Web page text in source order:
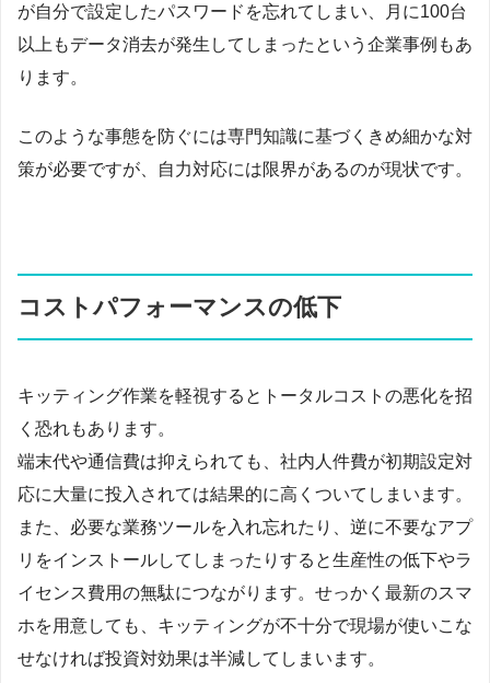
が自分で設定したパスワードを忘れてしまい、月に100台
以上もデータ消去が発生してしまったという企業事例もあ
ります。
このような事態を防ぐには専門知識に基づくきめ細かな対
策が必要ですが、自力対応には限界があるのが現状です。
コストパフォーマンスの低下
キッティング作業を軽視するとトータルコストの悪化を招
く恐れもあります。
端末代や通信費は抑えられても、社内人件費が初期設定対
応に大量に投入されては結果的に高くついてしまいます。
また、必要な業務ツールを入れ忘れたり、逆に不要なアプ
リをインストールしてしまったりすると生産性の低下やラ
イセンス費用の無駄につながります。せっかく最新のスマ
ホを用意しても、キッティングが不十分で現場が使いこな
せなければ投資対効果は半減してしまいます。